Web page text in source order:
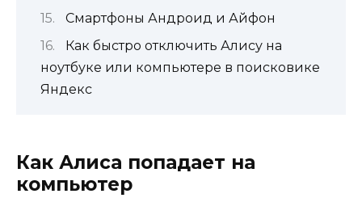
Смартфоны Андроид и Айфон
Как быстро отключить Алису на
ноутбуке или компьютере в поисковике
Яндекс
Как Алиса попадает на
компьютер